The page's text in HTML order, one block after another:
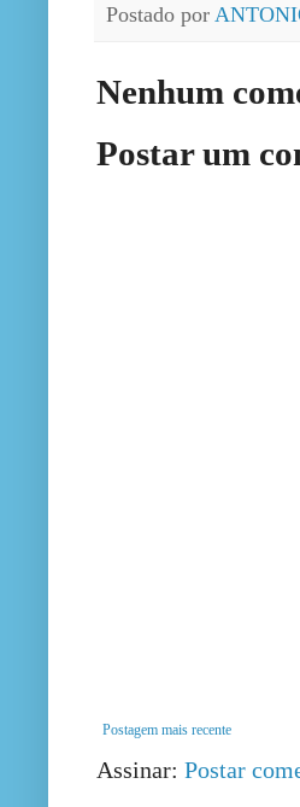
Postado por
Nenhum
Postar um
Postagem mais recente
Assinar: Postar